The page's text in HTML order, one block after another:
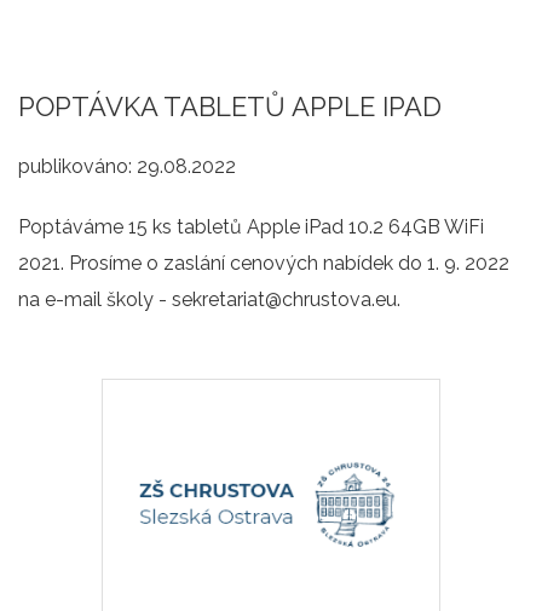
POPTÁVKA TABLETŮ APPLE IPAD
publikováno: 29.08.2022
Poptáváme 15 ks tabletů Apple iPad 10.2 64GB WiFi
2021. Prosíme o zaslání cenových nabídek do 1. 9. 2022
na e-mail školy - sekretariat@chrustova.eu.